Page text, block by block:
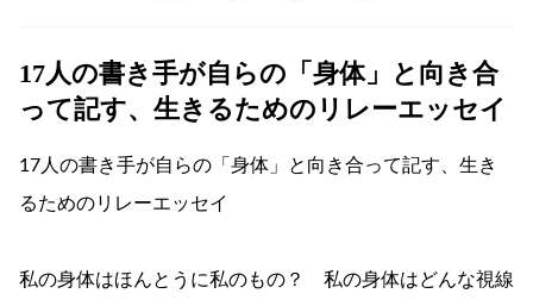
17人の書き手が自らの「身体」と向き合
って記す、生きるためのリレーエッセイ
17人の書き手が自らの「身体」と向き合って記す、生き
るためのリレーエッセイ
私の身体はほんとうに私のもの？ 私の身体はどんな視線